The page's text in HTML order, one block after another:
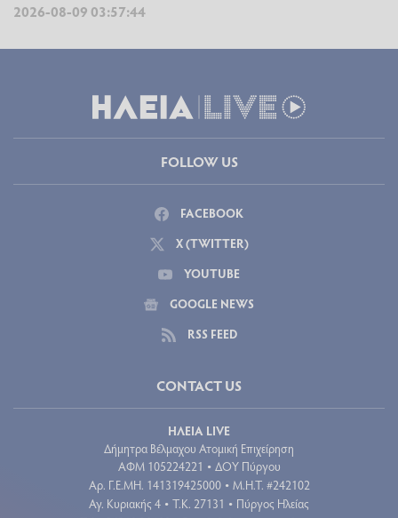
2026-08-09 03:57:44
FOLLOW US
FACEBOOK
X (TWITTER)
YOUTUBE
GOOGLE NEWS
RSS FEED
CONTACT US
ΗΛΕΙΑ LIVE
Δήμητρα Βέλμαχου Ατομική Επιχείρηση
ΑΦΜ 105224221 • ΔΟΥ Πύργου
Aρ. Γ.Ε.ΜΗ. 141319425000 • Μ.Η.Τ. #242102
Αγ. Κυριακής 4 • Τ.Κ. 27131 • Πύργος Ηλείας